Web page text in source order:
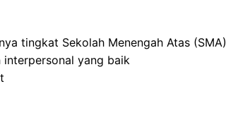
tingkat Sekolah Menengah Atas (SMA)
interpersonal yang baik